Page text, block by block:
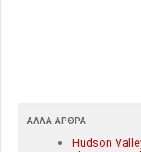
ΆΛΛΑ ΆΡΘΡΑ
Hudson